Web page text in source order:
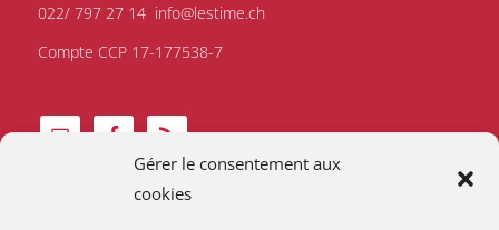
Gérer le consentement aux
cookies
022/ 797 27 14 info@lestime.ch
Compte CCP 17-177538-7